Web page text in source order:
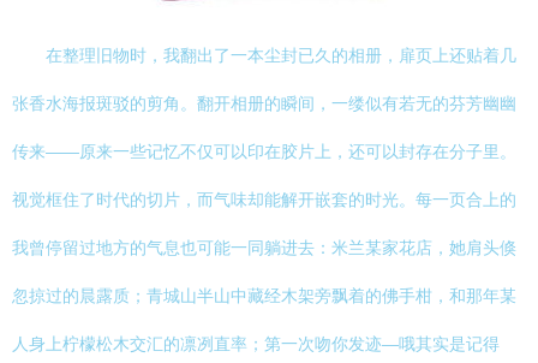
在整理旧物时，我翻出了一本尘封已久的相册，扉页上还贴着几
张香水海报斑驳的剪角。翻开相册的瞬间，一缕似有若无的芬芳幽幽
传来——原来一些记忆不仅可以印在胶片上，还可以封存在分子里。
视觉框住了时代的切片，而气味却能解开嵌套的时光。每一页合上的
我曾停留过地方的气息也可能一同躺进去：米兰某家花店，她肩头倏
忽掠过的晨露质；青城山半山中藏经木架旁飘着的佛手柑，和那年某
人身上柠檬松木交汇的凛冽直率；第一次吻你发迹—哦其实是记得